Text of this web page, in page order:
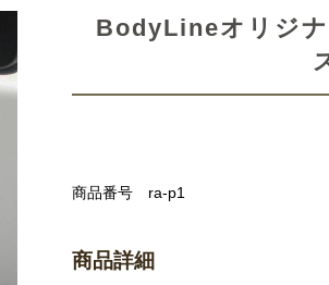
BodyLineオリジ
商品番号 ra-p1
商品詳細